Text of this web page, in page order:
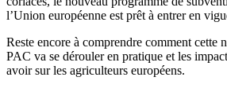
l’Union européenne est prêt à entrer en
Reste encore à comprendre comment cette
PAC va se dérouler en pratique et les
avoir sur les agriculteurs européens.